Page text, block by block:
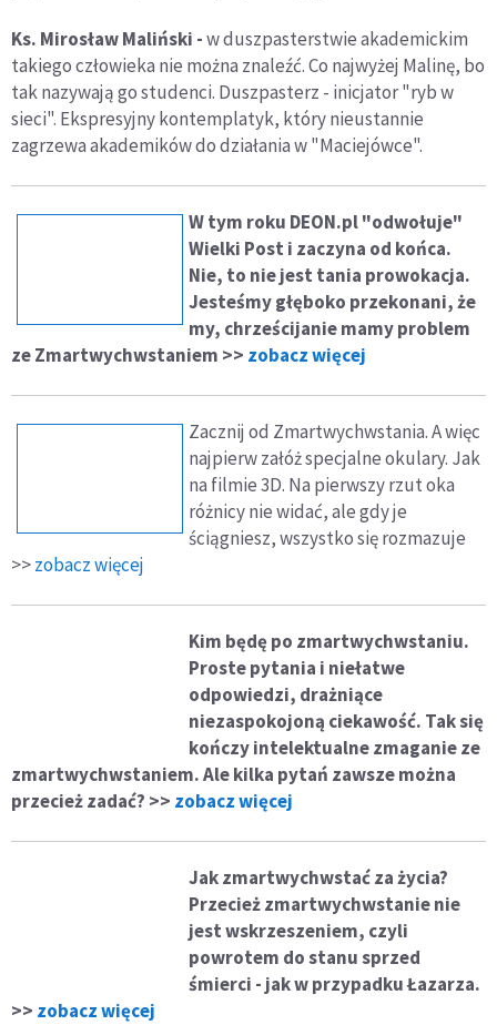
Ks. Mirosław Maliński -w duszpasterstwie akademickim
takiego człowieka nie można znaleźć. Co najwyżej Malinę, bo
tak nazywają go studenci. Duszpasterz - inicjator "ryb w
sieci". Ekspresyjny kontemplatyk, który nieustannie
zagrzewa akademików do działania w "Maciejówce".
W tym roku DEON.pl "odwołuje"
Wielki Post i zaczyna od końca.
Nie, to nie jest tania prowokacja.
Jesteśmy głęboko przekonani, że
my, chrześcijanie mamy problem
ze Zmartwychwstaniem >> zobacz więcej
Zacznij od Zmartwychwstania. A więc
najpierw załóż specjalne okulary. Jak
na filmie 3D. Na pierwszy rzut oka
różnicy nie widać, ale gdy je
ściągniesz, wszystko się rozmazuje
>>zobacz więcej
Kim będę po zmartwychwstaniu.
Proste pytania i niełatwe
odpowiedzi, drażniące
niezaspokojoną ciekawość. Tak się
kończy intelektualne zmaganie ze
zmartwychwstaniem. Ale kilka pytań zawsze można
przecież zadać? >> zobacz więcej
Jak zmartwychwstać za życia?
Przecież zmartwychwstanie nie
jest wskrzeszeniem, czyli
powrotem do stanu sprzed
śmierci - jak w przypadku Łazarza.
>> zobacz więcej